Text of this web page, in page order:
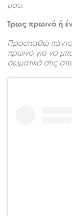
μου.
Τρως πρωινό ή
Προσπαθώ
πρωινό για να
σωματικά στις